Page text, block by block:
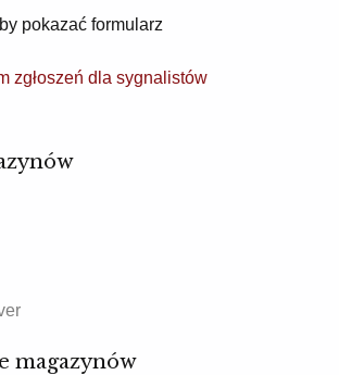
pokazać formularz
zgłoszeń dla sygnalistów
magazynów